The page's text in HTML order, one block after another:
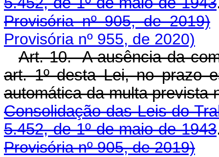
Provisória nº 905, de 2019)
Provisória nº 955, de 2020)
Art. 10. A ausência da
art. 1º desta Lei, no prazo
automática da multa prevista
Consolidação das Leis do
5.452, de 1º de maio de 1943
Provisória nº 905, de 2019)